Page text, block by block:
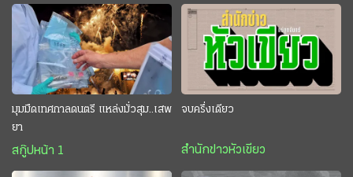
มุมมืดเทศกาลดนตรี แหล่งมั่วสุม..เสพ
ยา
สกู๊ปหน้า 1
จบครึ่งเดียว
สำนักข่าวหัวเขียว